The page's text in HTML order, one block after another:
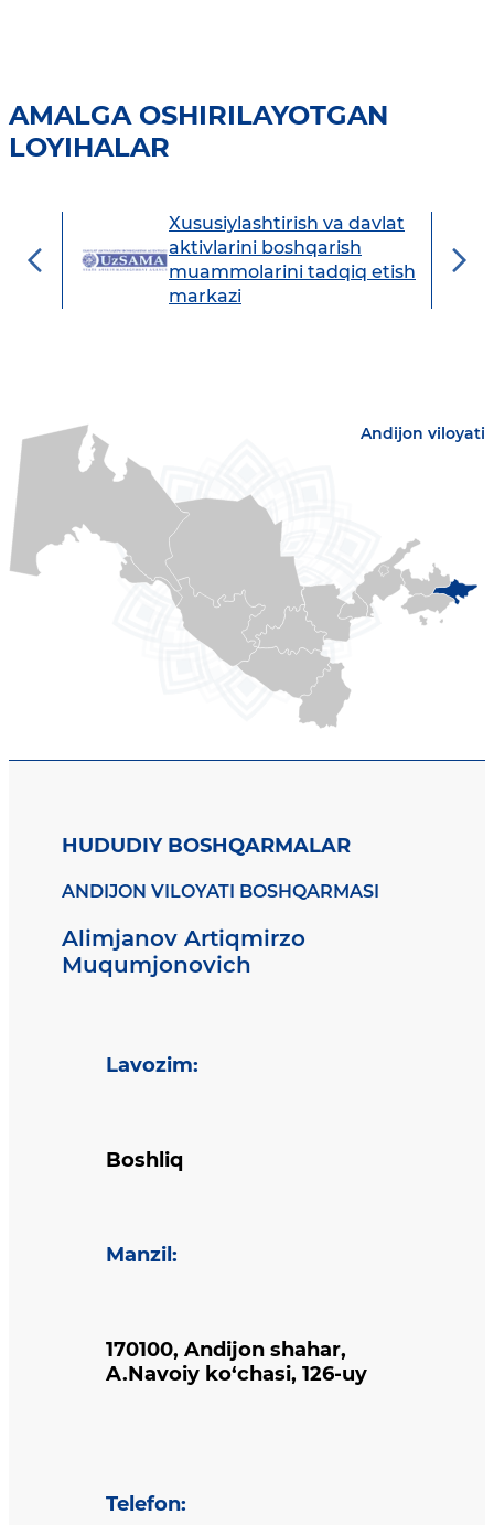
AMALGA OSHIRILAYOTGAN
LOYIHALAR
Xususiylashtirish va davlat
aktivlarini boshqarish
muammolarini tadqiq etish
markazi
Andijon viloyati
HUDUDIY BOSHQARMALAR
ANDIJON VILOYATI BOSHQARMASI
Alimjanov Artiqmirzo
Muqumjonovich
Lavozim:
Boshliq
Manzil :
170100, Andijon shahar,
A.Navoiy ko‘chasi, 126-uy
Telefon: